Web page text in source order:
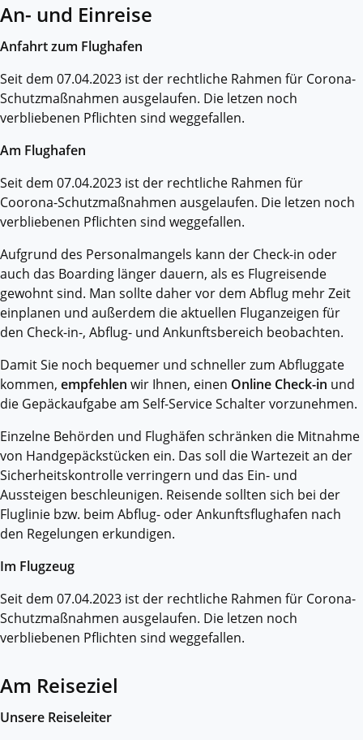
An- und Einreise
Anfahrt zum Flughafen
Seit dem 07.04.2023 ist der rechtliche Rahmen für Corona-
Schutzmaßnahmen ausgelaufen. Die letzen noch
verbliebenen Pflichten sind weggefallen.
Am Flughafen
Seit dem 07.04.2023 ist der rechtliche Rahmen für
Coorona-Schutzmaßnahmen ausgelaufen. Die letzen noch
verbliebenen Pflichten sind weggefallen.
Aufgrund des Personalmangels kann der Check-in oder
auch das Boarding länger dauern, als es Flugreisende
gewohnt sind. Man sollte daher vor dem Abflug mehr Zeit
einplanen und außerdem die aktuellen Fluganzeigen für
den Check-in-, Abflug- und Ankunftsbereich beobachten.
Damit Sie noch bequemer und schneller zum Abfluggate
kommen, empfehlen wir Ihnen, einen Online Check-in und
die Gepäckaufgabe am Self-Service Schalter vorzunehmen.
Einzelne Behörden und Flughäfen schränken die Mitnahme
von Handgepäckstücken ein. Das soll die Wartezeit an der
Sicherheitskontrolle verringern und das Ein- und
Aussteigen beschleunigen. Reisende sollten sich bei der
Fluglinie bzw. beim Abflug- oder Ankunftsflughafen nach
den Regelungen erkundigen.
Im Flugzeug
Seit dem 07.04.2023 ist der rechtliche Rahmen für Corona-
Schutzmaßnahmen ausgelaufen. Die letzen noch
verbliebenen Pflichten sind weggefallen.
Am Reiseziel
Unsere Reiseleiter